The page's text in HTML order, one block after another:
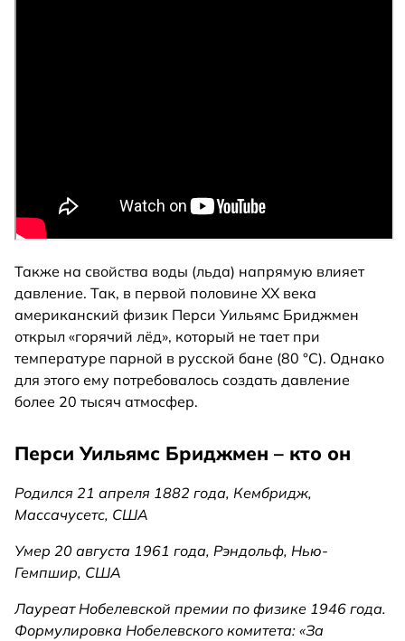
Также на свойства воды (льда) напрямую влияет
давление. Так, в первой половине ХХ века
американский физик Перси Уильямс Бриджмен
открыл «горячий лёд», который не тает при
температуре парной в русской бане (80 °C). Однако
для этого ему потребовалось создать давление
более 20 тысяч атмосфер.
Перси Уильямс Бриджмен – кто он
Родился 21 апреля 1882 года, Кембридж,
Массачусетс, США
Умер 20 августа 1961 года, Рэндольф, Нью-
Гемпшир, США
Лауреат Нобелевской премии по физике 1946 года.
Формулировка Нобелевского комитета: «За